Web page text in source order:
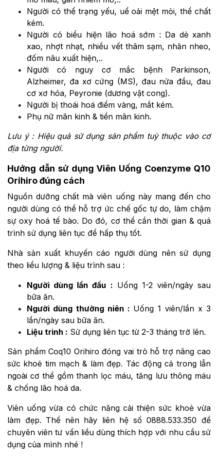
Người có thể trạng yếu, uể oải mệt mỏi, thể chất
kém.
Người có biểu hiện lão hoá sớm : Da dẻ xanh
xao, nhợt nhạt, nhiều vết thâm sạm, nhăn nheo,
đốm nâu xuất hiện,..
Người có nguy cơ mắc bệnh Parkinson,
Alzheimer, đa xơ cứng (MS), đau nửa đầu, đau
cơ xơ hóa, Peyronie (dương vật cong).
Người bị thoái hoá điểm vàng, mắt kém.
Phụ nữ mãn kinh & tiền mãn kinh.
Lưu ý : Hiệu quả sử dụng sản phẩm tuỳ thuộc vào cơ
địa từng người.
Hướng dẫn sử dụng Viên Uống Coenzyme Q10
Orihiro đúng cách
Nguồn dưỡng chất mà viên uống này mang đến cho
người dùng có thể hỗ trợ ức chế gốc tự do, làm chậm
sự oxy hoá tế bào. Do đó, cơ thể cần thời gian & quá
trình sử dụng liên tục để hấp thụ tốt.
Nhà sản xuất khuyến cáo người dùng nên sử dụng
theo liều lượng & liệu trình sau :
Người dùng lần đầu : Uống 1-2 viên/ngày sau
bữa ăn.
Người dùng thường niên : Uống 1 viên/lần x 3
lần/ngày sau bữa ăn.
Liệu trình : Sử dụng liên tục từ 2-3 tháng trở lên.
Sản phẩm Coq10 Orihiro đóng vai trò hỗ trợ nâng cao
sức khoẻ tim mạch & làm đẹp. Tác động cả trong lẫn
ngoài cơ thể gồm thanh lọc máu, tăng lưu thông máu
& chống lão hoá da.
Viên uống vừa có chức năng cải thiện sức khoẻ vừa
làm đẹp. Thế nên hãy liên hệ số 0888.533.350 để
chuyên viên tư vấn liều dùng thích hợp với nhu cầu sử
dụng của mình nhé !